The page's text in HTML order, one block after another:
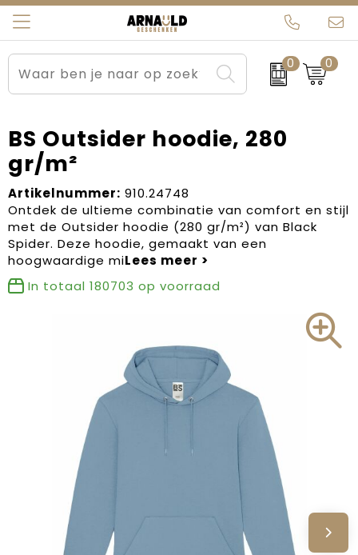
0 0
Relatiegeschenken
Sportkleding
Werkkleding
Kleding en textiel
Tassen
Beurs en Evenementen
Brievenbuspakketten
Carnaval
Dag van de Zorg
Kerstartikelen
Kerstpakketten
Verjaardagen
Voetbal, EK en WK
Voor de bouw
Zomergeschenken
Arnauld Kerstpakketten
MijnEigenKadootje
Ons team
Contact
Blogs
BS Outsider hoodie, 280
gr/m²
Artikelnummer: 910.24748
Ontdek de ultieme combinatie van comfort en stijl
met de Outsider hoodie (280 gr/m²) van Black
Spider. Deze hoodie, gemaakt van een
hoogwaardige mi
In totaal 180703 op voorraad